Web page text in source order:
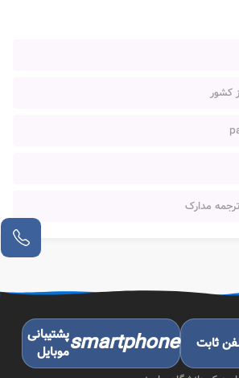
کشور
مدارک
ثابت smartphoneپشتیبانی
موبایل